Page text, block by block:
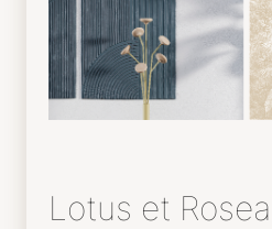
Lotus et